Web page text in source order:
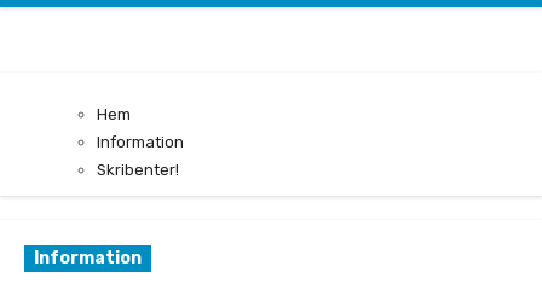
Hem
Information
Skribenter!
Information